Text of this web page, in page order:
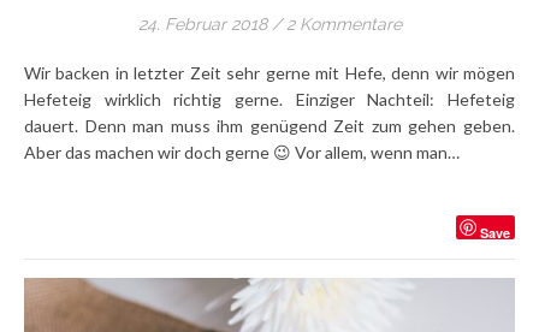
24. Februar 2018 / 2 Kommentare
Wir backen in letzter Zeit sehr gerne mit Hefe, denn wir mögen
Hefeteig wirklich richtig gerne. Einziger Nachteil: Hefeteig
dauert. Denn man muss ihm genügend Zeit zum gehen geben.
Aber das machen wir doch gerne 😉 Vor allem, wenn man…
Save